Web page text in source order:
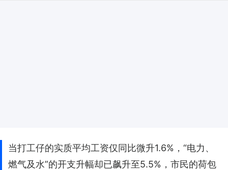
当打工仔的实质平均工资仅同比微升1.6%，“电力、
燃气及水”的开支升幅却已飙升至5.5%，市民的荷包